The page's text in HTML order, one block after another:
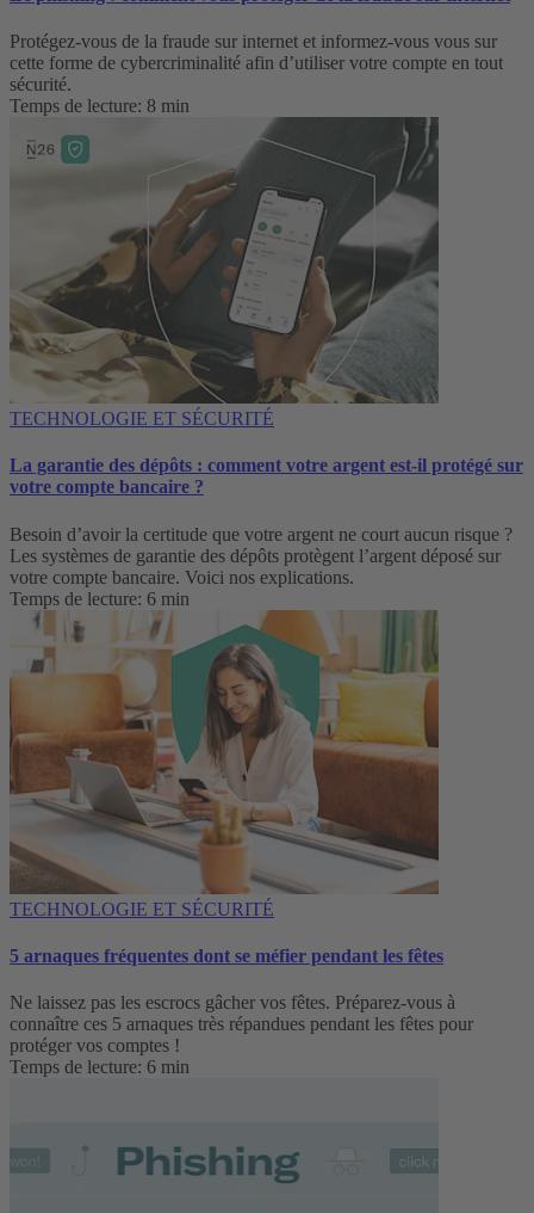
Protégez-vous de la fraude sur internet et informez-vous vous sur
cette forme de cybercriminalité afin d’utiliser votre compte en tout
sécurité.
Temps de lecture: 8 min
TECHNOLOGIE ET SÉCURITÉ
La garantie des dépôts : comment votre argent est-il protégé sur
votre compte bancaire ?
Besoin d’avoir la certitude que votre argent ne court aucun risque ?
Les systèmes de garantie des dépôts protègent l’argent déposé sur
votre compte bancaire. Voici nos explications.
Temps de lecture: 6 min
TECHNOLOGIE ET SÉCURITÉ
5 arnaques fréquentes dont se méfier pendant les fêtes
Ne laissez pas les escrocs gâcher vos fêtes. Préparez-vous à
connaître ces 5 arnaques très répandues pendant les fêtes pour
protéger vos comptes !
Temps de lecture: 6 min